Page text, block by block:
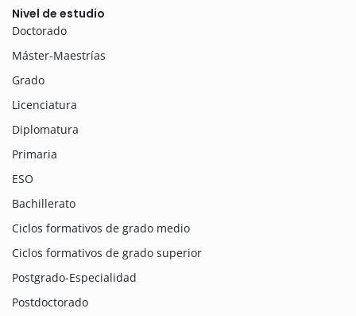
Nivel de estudio
Doctorado
Máster-Maestrías
Grado
Licenciatura
Diplomatura
Primaria
ESO
Bachillerato
Ciclos formativos de grado medio
Ciclos formativos de grado superior
Postgrado-Especialidad
Postdoctorado